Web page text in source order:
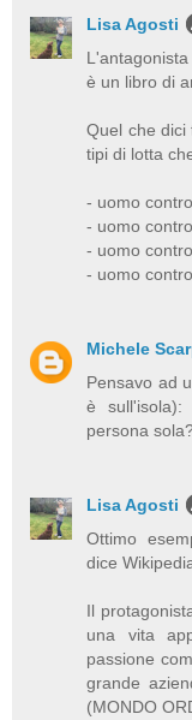
Lisa Agosti
è un libro di
Quel che dici
tipi di lotta
- uomo
- uomo
- uomo
- uomo
Michele
Pensavo ad
è
persona
Lisa Agosti
Ottimo
dice
Il
una vita
passione
grande
(MONDO